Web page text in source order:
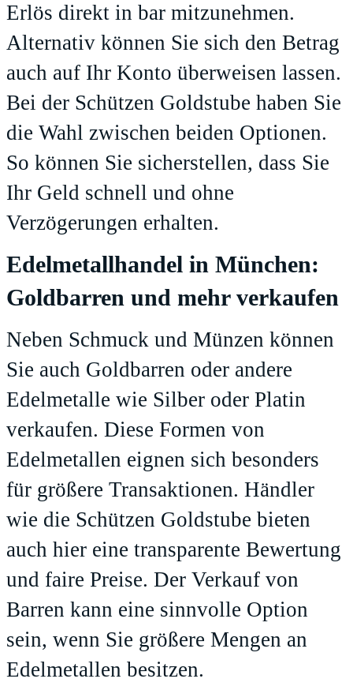
Erlös direkt in bar mitzunehmen.
Alternativ können Sie sich den Betrag
auch auf Ihr Konto überweisen lassen.
Bei der Schützen Goldstube haben Sie
die Wahl zwischen beiden Optionen.
So können Sie sicherstellen, dass Sie
Ihr Geld schnell und ohne
Verzögerungen erhalten.
Edelmetallhandel in München:
Goldbarren und mehr verkaufen
Neben Schmuck und Münzen können
Sie auch Goldbarren oder andere
Edelmetalle wie Silber oder Platin
verkaufen. Diese Formen von
Edelmetallen eignen sich besonders
für größere Transaktionen. Händler
wie die Schützen Goldstube bieten
auch hier eine transparente Bewertung
und faire Preise. Der Verkauf von
Barren kann eine sinnvolle Option
sein, wenn Sie größere Mengen an
Edelmetallen besitzen.